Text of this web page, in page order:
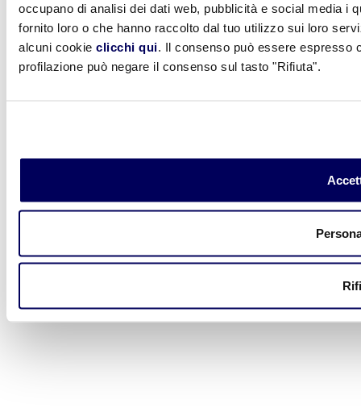
occupano di analisi dei dati web, pubblicità e social media i
fornito loro o che hanno raccolto dal tuo utilizzo sui loro
alcuni cookie clicchi qui. Il consenso può essere espresso
profilazione può negare il consenso sul tasto "Rifiuta".